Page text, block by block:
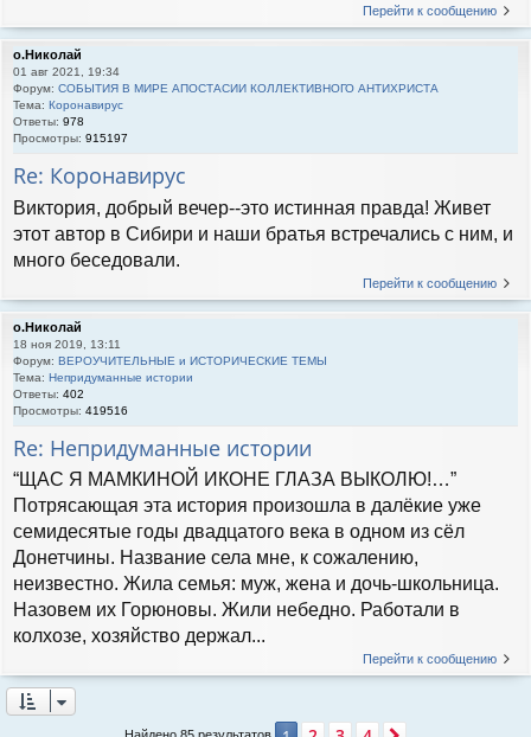
Перейти к сообщению
о.Николай
01 авг 2021, 19:34
Форум: СОБЫТИЯ В МИРЕ АПОСТАСИИ КОЛЛЕКТИВНОГО АНТИХРИСТА
Тема: Коронавирус
Ответы: 978
Просмотры: 915197
Re: Коронавирус
Виктория, добрый вечер--это истинная правда! Живет
этот автор в Сибири и наши братья встречались с ним, и
много беседовали.
Перейти к сообщению
о.Николай
18 ноя 2019, 13:11
Форум: ВЕРОУЧИТЕЛЬНЫЕ и ИСТОРИЧЕСКИЕ ТЕМЫ
Тема: Непридуманные истории
Ответы: 402
Просмотры: 419516
Re: Непридуманные истории
“ЩАС Я МАМКИНОЙ ИКОНЕ ГЛАЗА ВЫКОЛЮ!…”
Потрясающая эта история произошла в далёкие уже
семидесятые годы двадцатого века в одном из сёл
Донетчины. Название села мне, к сожалению,
неизвестно. Жила семья: муж, жена и дочь-школьница.
Назовем их Горюновы. Жили небедно. Работали в
колхозе, хозяйство держал...
Перейти к сообщению